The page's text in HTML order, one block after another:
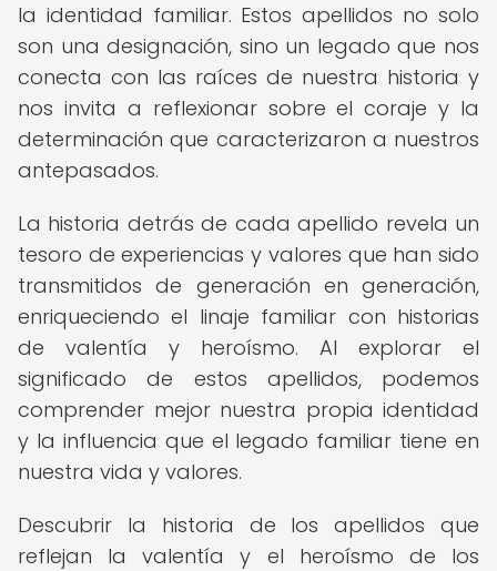
la identidad familiar. Estos apellidos no solo
son una designación, sino un legado que nos
conecta con las raíces de nuestra historia y
nos invita a reflexionar sobre el coraje y la
determinación que caracterizaron a nuestros
antepasados.
La historia detrás de cada apellido revela un
tesoro de experiencias y valores que han sido
transmitidos de generación en generación,
enriqueciendo el linaje familiar con historias
de valentía y heroísmo. Al explorar el
significado de estos apellidos, podemos
comprender mejor nuestra propia identidad
y la influencia que el legado familiar tiene en
nuestra vida y valores.
Descubrir la historia de los apellidos que
reflejan la valentía y el heroísmo de los